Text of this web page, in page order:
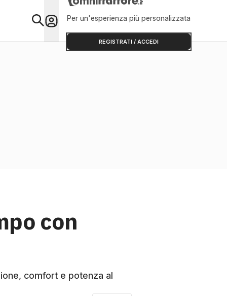
Primo Piano
Per un'esperienza più personalizzata
REGISTRATI / ACCEDI
con
comfort e potenza al